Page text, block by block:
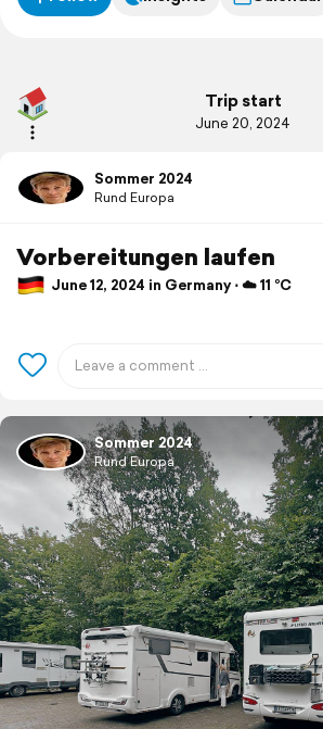
Trip start
June 20, 2024
Sommer 2024
Rund Europa
Vorbereitungen laufen
June 12, 2024 in Germany ⋅ ☁️ 11 °C
Sommer 2024
Rund Europa